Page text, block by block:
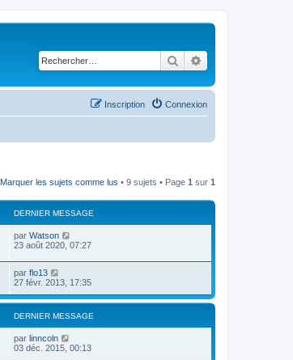
Rechercher
Connexion
Inscription
Marquer les sujets comme lus • 9 sujets • Page 1 sur 1
DERNIER MESSAGE
par Watson
23 août 2020, 07:27
par flo13
27 févr. 2013, 17:35
DERNIER MESSAGE
par linncoln
03 déc. 2015, 00:13